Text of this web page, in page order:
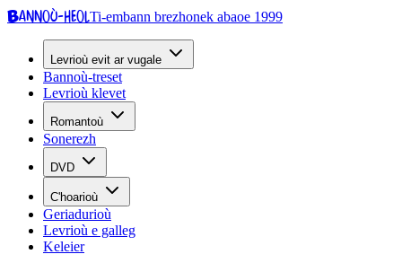
Bannoù-heolTi-embann brezhonek abaoe 1999
Levrioù evit ar vugale
Bannoù-treset
Levrioù klevet
Romantoù
Sonerezh
DVD
C'hoarioù
Geriadurioù
Levrioù e galleg
Keleier